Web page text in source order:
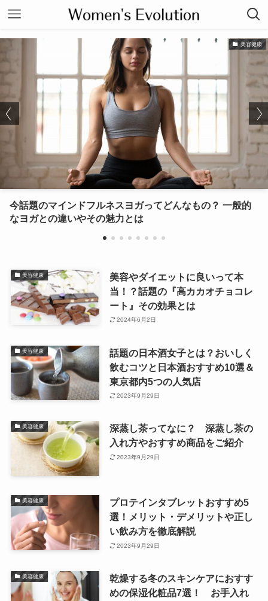
美容健康
話題のマインドフルネスヨガってどんなもの？ 一般的
ヨガとの違いやその魅力とは
美容健康
美容やダイエットに良いって本
当！？話題の『高カカオチョコレ
ート』その効果とは
2024年6月2日
美容健康
話題の日本酒女子とは？おいしく
飲むコツと日本酒おすすめ10選＆
東京都内5つの人気店
2023年9月29日
美容健康
深蒸し茶ってなに？ 深蒸し茶の
入れ方やおすすめ商品をご紹介
2023年9月29日
美容健康
プロテインタブレットおすすめ5
選！メリット・デメリットや正し
い飲み方を徹底解説
2023年9月29日
美容健康
乾燥する冬のスキンケアにおすす
めの保湿化粧品7選！ お手入れ